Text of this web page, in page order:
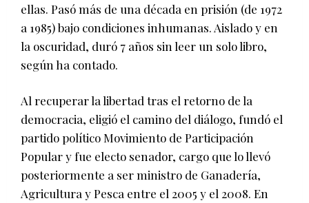
ellas. Pasó más de una década en prisión (de 1972
a 1985) bajo condiciones inhumanas. Aislado y en
la oscuridad, duró 7 años sin leer un solo libro,
según ha contado.
Al recuperar la libertad tras el retorno de la
democracia, eligió el camino del diálogo, fundó el
partido político Movimiento de Participación
Popular y fue electo senador, cargo que lo llevó
posteriormente a ser ministro de Ganadería,
Agricultura y Pesca entre el 2005 y el 2008. En